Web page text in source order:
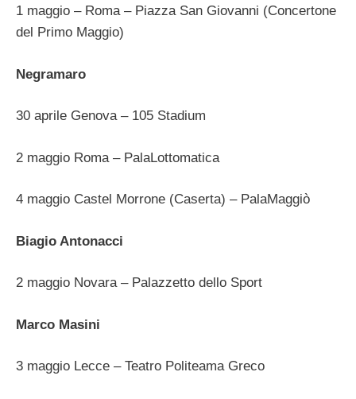
1 maggio – Roma – Piazza San Giovanni (Concertone
del Primo Maggio)
Negramaro
30 aprile Genova – 105 Stadium
2 maggio Roma – PalaLottomatica
4 maggio Castel Morrone (Caserta) – PalaMaggiò
Biagio Antonacci
2 maggio Novara – Palazzetto dello Sport
Marco Masini
3 maggio Lecce – Teatro Politeama Greco